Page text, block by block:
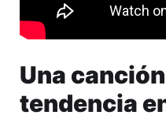
Una
tendencia